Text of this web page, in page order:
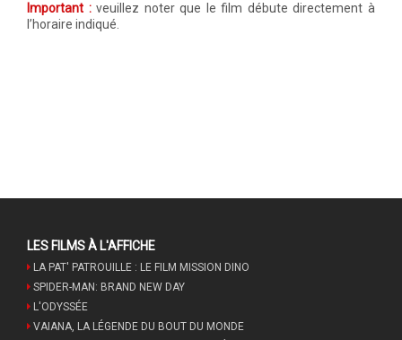
Important :veuillez noter que le film débute directement à
l’horaire indiqué.
LES FILMS À L'AFFICHE
LA PAT' PATROUILLE : LE FILM MISSION DINO
SPIDER-MAN: BRAND NEW DAY
L'ODYSSÉE
VAIANA, LA LÉGENDE DU BOUT DU MONDE